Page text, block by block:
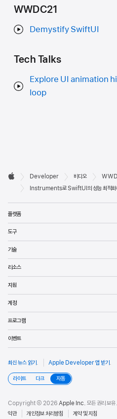
WWDC21
Demystify SwiftUI
Tech Talks
Explore UI animation
loop
Developer
바닥글

Apple
Developer 비디오
Instruments로 SwiftUI의 성능 최적화
플랫폼
도구
기술
리소스
지원
계정
프로그램
이벤트
최신 뉴스 읽기 . Apple Developer 앱 받기 .
라이트 다크 자동
Copyright © 2026 Apple Inc. 모든 권리 보유.
약관
개인정보 처리방침 계약 및 지침